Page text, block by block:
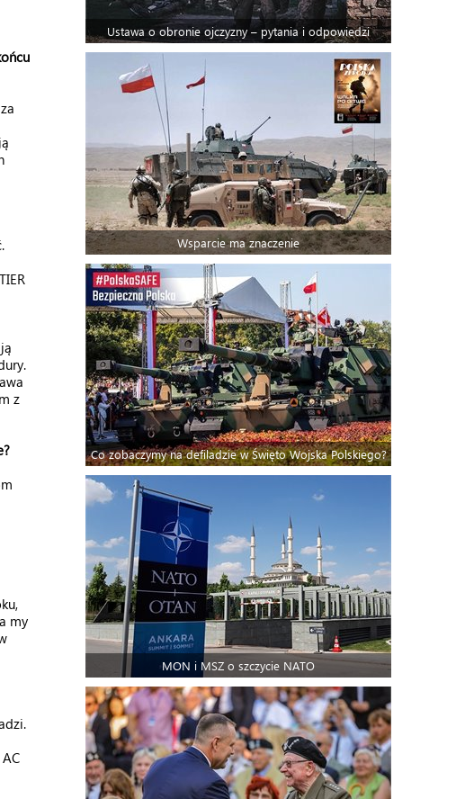
z
my
Ustawa o obronie ojczyzny – pytania i odpowiedzi
Wsparcie ma znaczenie
Co zobaczymy na defiladzie w Święto Wojska Polskiego?
MON i MSZ o szczycie NATO